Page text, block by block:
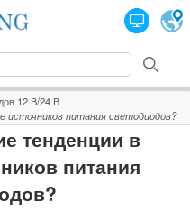
12 В/24 В
источников питания светодиодов?
тенденции в
питания